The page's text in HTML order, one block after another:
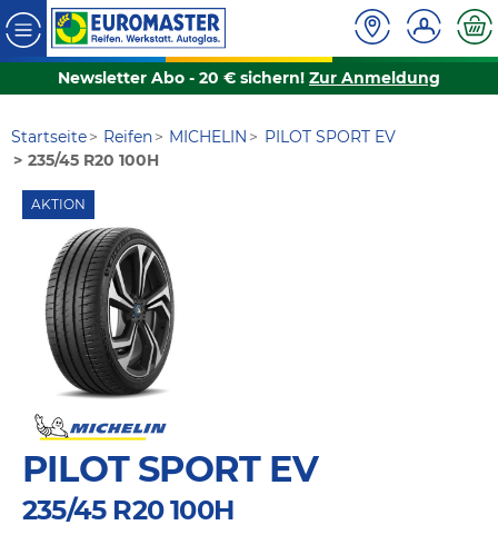
Newsletter Abo - 20 € sichern! Zur Anmeldung
Startseite Reifen MICHELIN
PILOT SPORT EV
235/45 R20 100H
AKTION
PILOT SPORT EV
235/45 R20 100H